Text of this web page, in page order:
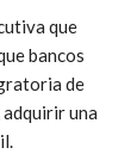
que
bancos
de
una